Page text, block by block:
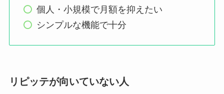
個人・小規模で月額を抑えたい
シンプルな機能で十分
リピッテが向いていない人